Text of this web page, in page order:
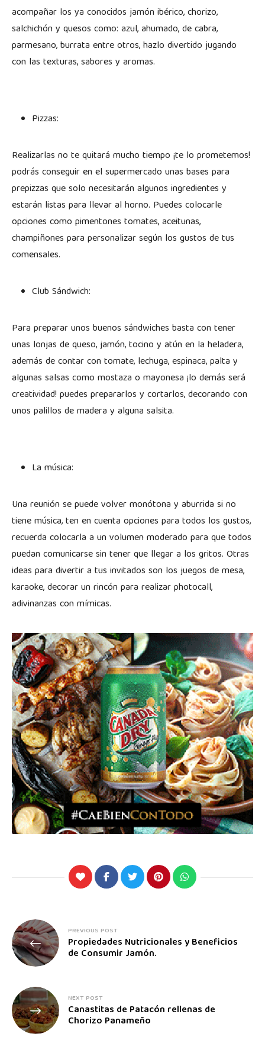
acompañar los ya conocidos jamón ibérico, chorizo,
salchichón y quesos como: azul, ahumado, de cabra,
parmesano, burrata entre otros, hazlo divertido jugando
con las texturas, sabores y aromas.
Pizzas:
Realizarlas no te quitará mucho tiempo ¡te lo prometemos!
podrás conseguir en el supermercado unas bases para
prepizzas que solo necesitarán algunos ingredientes y
estarán listas para llevar al horno. Puedes colocarle
opciones como pimentones tomates, aceitunas,
champiñones para personalizar según los gustos de tus
comensales.
Club Sándwich:
Para preparar unos buenos sándwiches basta con tener
unas lonjas de queso, jamón, tocino y atún en la heladera,
además de contar con tomate, lechuga, espinaca, palta y
algunas salsas como mostaza o mayonesa ¡lo demás será
creatividad! puedes prepararlos y cortarlos, decorando con
unos palillos de madera y alguna salsita.
La música:
Una reunión se puede volver monótona y aburrida si no
tiene música, ten en cuenta opciones para todos los gustos,
recuerda colocarla a un volumen moderado para que todos
puedan comunicarse sin tener que llegar a los gritos. Otras
ideas para divertir a tus invitados son los juegos de mesa,
karaoke, decorar un rincón para realizar photocall,
adivinanzas con mímicas.
PREVIOUS POST
Propiedades Nutricionales y Beneficios
de Consumir Jamón.
NEXT POST
Canastitas de Patacón rellenas de
Chorizo Panameño